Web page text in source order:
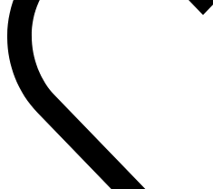
Узбекистан
Ульяновск
Ярославль